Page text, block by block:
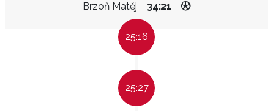
Brzoň Matěj 34:21
25:16
25:27